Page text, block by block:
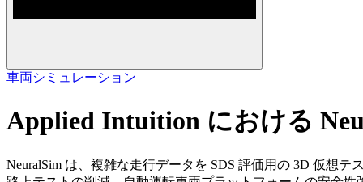
車両シミュレーション
Applied Intuition における
NeuralSim は、複雑な走行データを SDS 評価用の 3D 仮想